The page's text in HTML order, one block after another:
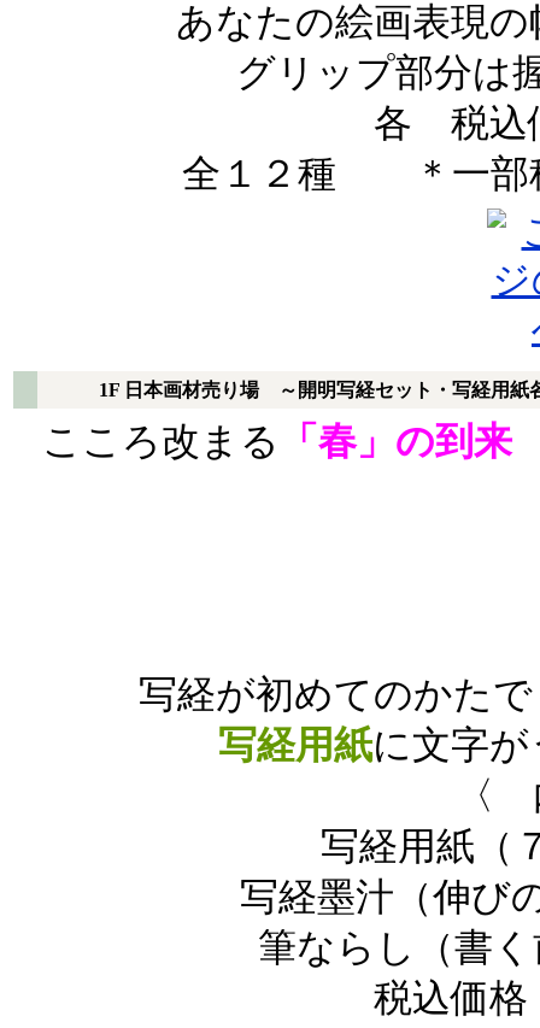
あなたの絵画表現
グリップ部分は
各 税込
全１２種 ＊一部
1F 日本画材売り場 ～開明写経セット・写経用
こころ改まる 「春」の到来
写経が初めてのかた
写経用紙に文字
〈
写経用紙
写経墨汁（伸び
筆ならし（書
税込価